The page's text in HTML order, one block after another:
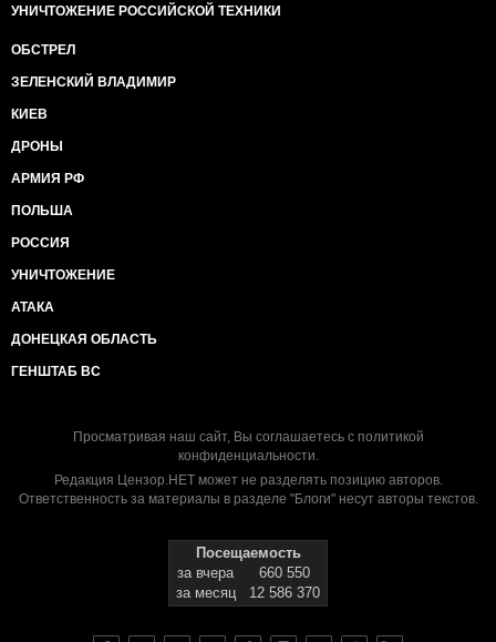
УНИЧТОЖЕНИЕ РОССИЙСКОЙ ТЕХНИКИ
ОБСТРЕЛ
ЗЕЛЕНСКИЙ ВЛАДИМИР
КИЕВ
ДРОНЫ
АРМИЯ РФ
ПОЛЬША
РОССИЯ
УНИЧТОЖЕНИЕ
АТАКА
ДОНЕЦКАЯ ОБЛАСТЬ
ГЕНШТАБ ВС
Просматривая наш сайт, Вы соглашаетесь с политикой
конфиденциальности.
Редакция Цензор.НЕТ может не разделять позицию авторов.
Ответственность за материалы в разделе "Блоги" несут авторы текстов.
Посещаемость
за вчера
660 550
за месяц
12 586 370